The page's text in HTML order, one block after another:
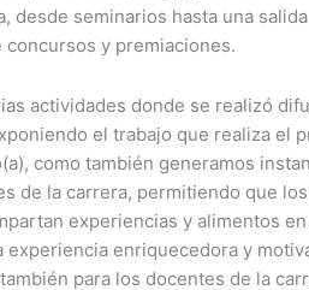
desde seminarios hasta una
concursos y premiaciones.
actividades donde se realizó
el trabajo que realiza el
como también generamos
de la carrera, permitiendo que
experiencias y alimentos
experiencia enriquecedora y
para los docentes de la